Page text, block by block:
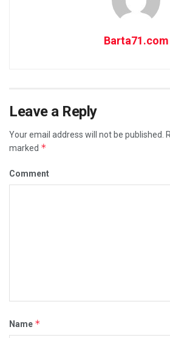
Barta71.com
Leave a Reply
Your email address will not be published.
marked *
Comment
Name *